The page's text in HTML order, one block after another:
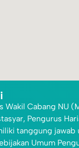
Wakil Cabang NU
Pengurus
tanggung jawab
Umum